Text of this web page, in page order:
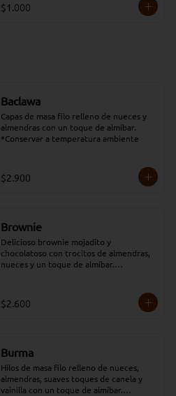
$1.000
Baclawa
Capas de masa filo relleno de nueces y
almendras con un toque de almíbar.
*Conservar a temperatura ambiente
$2.900
Brownie
Delicioso brownie mojadito y
chocolatoso con trocitos de almendras,
nueces y un toque de almíbar.
$2.600
Burma
Hilos de masa filo relleno de nueces,
almendras, suaves toques de canela y
vainilla con un toque de almíbar.